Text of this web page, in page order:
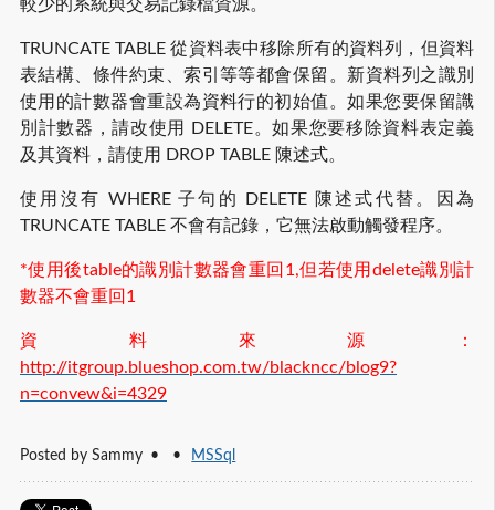
較少的系統與交易記錄檔資源。
TRUNCATE TABLE 從資料表中移除所有的資料列，但資料
表結構、條件約束、索引等等都會保留。新資料列之識別
使用的計數器會重設為資料行的初始值。如果您要保留識
別計數器，請改使用 DELETE。如果您要移除資料表定義
及其資料，請使用 DROP TABLE 陳述式。
使用沒有 WHERE 子句的 DELETE 陳述式代替。因為
TRUNCATE TABLE 不會有記錄，它無法啟動觸發程序。
*使用後table的識別計數器會重回1,但若使用delete識別計
數器不會重回1
資料來源：
http://itgroup.blueshop.com.tw/blackncc/blog9?
n=convew&i=4329
Posted by Sammy MSSql